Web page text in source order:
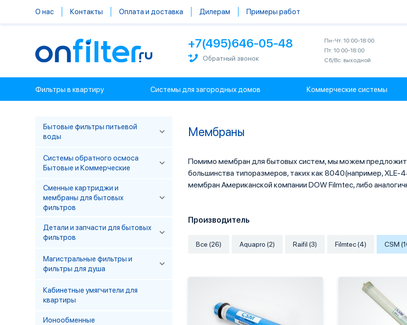
О нас Контакты Оплата и доставка Дилерам Примеры работ
+7(495)646-05-48
Обратный звонок
Пн-Чт: 10:00-18:00
Пт: 10:00-18:00
Сб/Вс: выходной
Фильтры в квартиру Системы для загородных домов Коммерческие системы
Мембраны
Помимо мембран для бытовых систем, мы можем
большинства типоразмеров, таких как 8040(например,
мембран Американской компании DOW Filmtec, либо
Производитель
Все (26) Aquapro (2) Raifil (3) Filmtec (4) CSM
Бытовые фильтры питьевой
воды
Системы обратного осмоса
Бытовые и Коммерческие
Сменные картриджи и
мембраны для бытовых
фильтров
Детали и запчасти для бытовых
фильтров
Магистральные фильтры и
фильтры для душа
Кабинетные умягчители для
квартиры
Ионообменные